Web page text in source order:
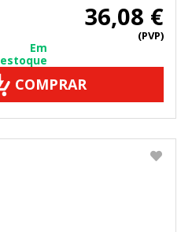
36,08 €
(PVP)
Em
estoque
COMPRAR